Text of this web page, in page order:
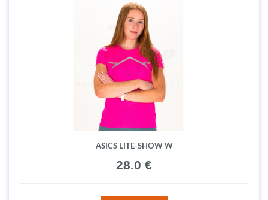
ASICS LITE-SHOW W
28.0 €